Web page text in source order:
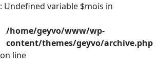
: Undefined variable $mois in
/home/geyvo/www/wp-
content/themes/geyvo/archive.php
on line